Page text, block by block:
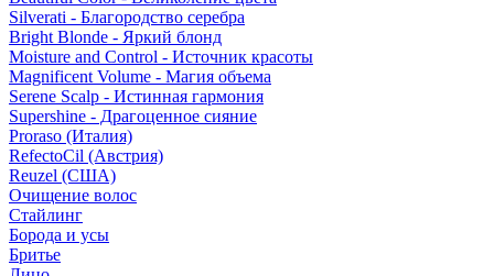
Silverati - Благородство серебра
Bright Blonde - Яркий блонд
Moisture and Control - Источник красоты
Magnificent Volume - Магия объема
Serene Scalp - Истинная гармония
Supershine - Драгоценное сияние
Proraso (Италия)
RefectoCil (Австрия)
Reuzel (США)
Очищение волос
Стайлинг
Борода и усы
Бритье